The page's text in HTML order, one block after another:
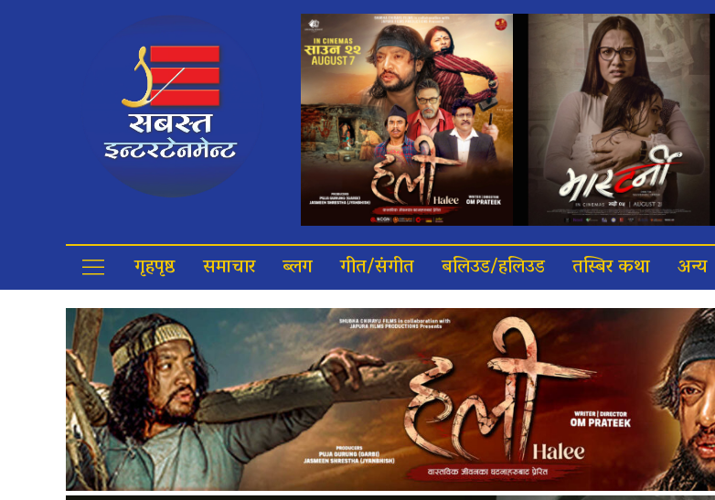
गृहपृष्ठ समाचार ब्लग गीत/संगीत बलिउड/हलिउड तस्बिर कथा अन्य